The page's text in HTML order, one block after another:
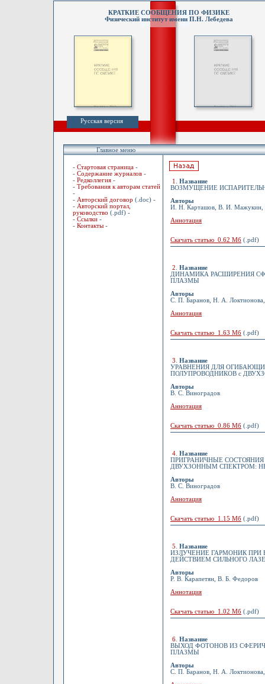
КРАТКИЕ СООБЩЕНИЯ ПО ФИЗИКЕ
Физический институт имени П.Н. Лебедева
Русская версия
Главное меню
- Стартовая страница -
- Содержание журналов -
- Редколлегия -
- Требования к авторам статей
-
- Авторский договор (.doc) -
- Авторский портал,
руководство (.pdf) -
- Ссылки -
- Контакты -
1
Название
ВОЗМУЩЕНИЕ
Авторы
И. Н. Карташов, В. И. Мажукин,
Аннотация
Скачать статью 0.62 Мб (.pdf)
2
Название
ДИНАМИКА РАСШИРЕНИЯ
ПЛАЗМЫ
Авторы
С. П. Баранов, Н. А.
Аннотация
Скачать статью 1.63 Мб (.pdf)
3
Название
УРАВНЕНИЯ ДЛЯ
ПОЛУПРОВОДНИКОВ с
Авторы
В. С. Виноградов
Аннотация
Скачать статью 0.86 Мб (.pdf)
4 Название
ПРИГРАНИЧНЫЕ
ДВУХЗОННЫМ СПЕКТРОМ:
Авторы
В. С. Виноградов
Аннотация
Скачать статью 1.15 Мб (.pdf)
5
Название
ИЗЛУЧЕНИЕ ГАРМОНИК
ДЕЙСТВИЕМ СИЛЬНОГО
Авторы
Р. В. Карапетян, В. Б. Федоров
Аннотация
Скачать статью 1.02 Мб (.pdf)
6 Название
ВЫХОД ФОТОНОВ ИЗ
ПЛАЗМЫ
Авторы
С. П. Баранов, Н. А.